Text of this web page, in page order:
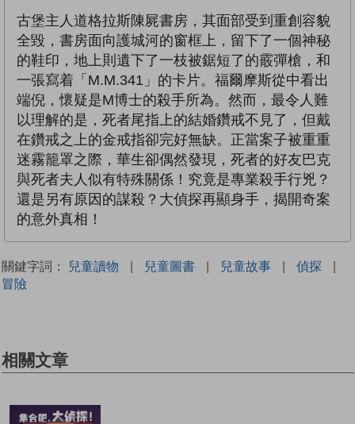
古堡主人道格拉斯陳屍書房，其面部受到重創容貌
全毀，書房面向護城河的窗框上，留下了一個神秘
的鞋印，地上則遺下了一枝被鋸短了的霰彈槍，和
一張寫着「M.M.341」的卡片。福爾摩斯從中看出
端倪，懷疑是M博士的殺手所為。然而，最令人難
以理解的是，死者尾指上的結婚鑽戒不見了，但戴
在鑽戒之上的金戒指卻完好無缺。正當案子被重重
迷霧籠罩之際，華生卻偶然發現，死者的好友巴克
與死者夫人似有特殊關係！究竟是專業殺手行兇？
還是另有原因的謀殺？大偵探再顯身手，揭開奇案
的意外真相！
關鍵字詞： 兒童讀物 | 兒童圖書 | 兒童故事 | 偵探
|
冒險
相關文章